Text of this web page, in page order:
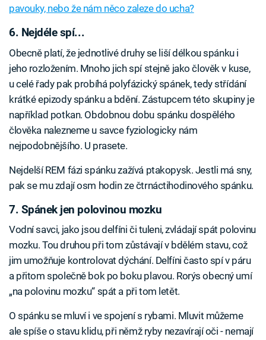
pavouky, nebo že nám něco zaleze do ucha?
6. Nejdéle spí...
Obecně platí, že jednotlivé druhy se liší délkou spánku i
jeho rozložením. Mnoho jich spí stejně jako člověk v kuse,
u celé řady pak probíhá polyfázický spánek, tedy střídání
krátké epizody spánku a bdění. Zástupcem této skupiny je
například potkan. Obdobnou dobu spánku dospělého
člověka nalezneme u savce fyziologicky nám
nejpodobnějšího. U prasete.
Nejdelší REM fázi spánku zažívá ptakopysk. Jestli má sny,
pak se mu zdají osm hodin ze čtrnáctihodinového spánku.
7. Spánek jen polovinou mozku
Vodní savci, jako jsou delfíni či tuleni, zvládají spát polovinu
mozku. Tou druhou při tom zůstávají v bdělém stavu, což
jim umožňuje kontrolovat dýchání. Delfíni často spí v páru
a přitom společně bok po boku plavou. Rorýs obecný umí
„na polovinu mozku“ spát a při tom letět.
O spánku se mluví i ve spojení s rybami. Mluvit můžeme
ale spíše o stavu klidu, při němž ryby nezavírají oči - nemají